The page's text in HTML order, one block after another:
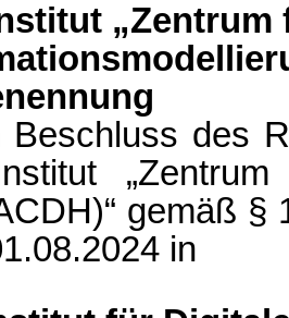
„Zentrum
Beschluss des
„Zentrum
gemäß §
in